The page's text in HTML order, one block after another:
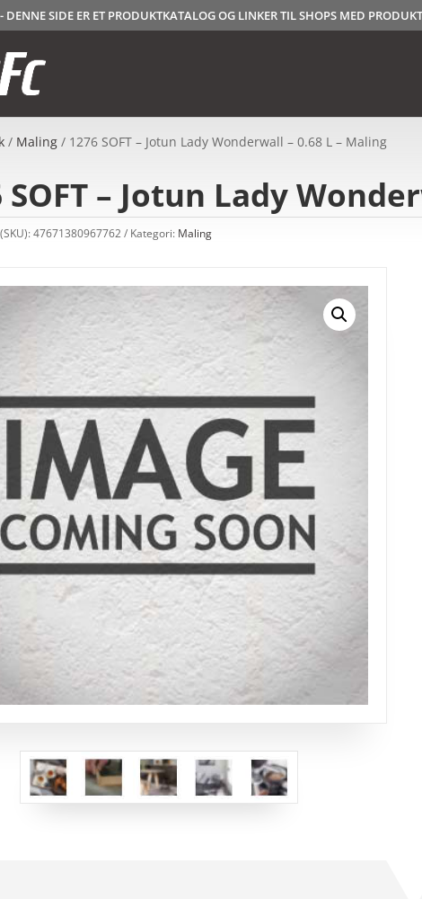
DENNE SIDE ER ET PRODUKTKATALOG OG LINKER TIL SHOPS MED
/ Maling / 1276 SOFT – Jotun Lady Wonderwall – 0.68 L – Maling
SOFT – Jotun Lady
47671380967762 Kategori: Maling